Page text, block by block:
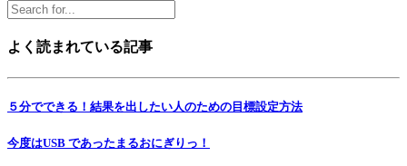
よく読まれている記事
５分でできる！結果を出したい人のための目標設定方法
今度はUSB であったまるおにぎりっ！